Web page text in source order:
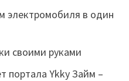
электромобиля в один
своими руками
портала Ykky Займ –